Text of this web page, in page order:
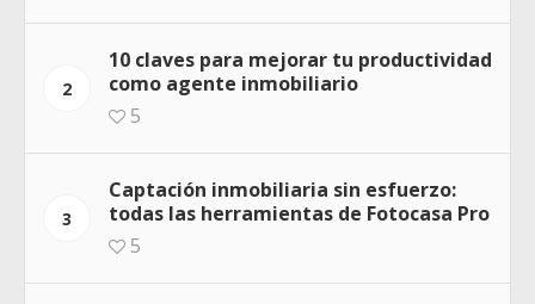
2
10 claves para mejorar tu productividad
como agente inmobiliario
5
3
Captación inmobiliaria sin esfuerzo:
todas las herramientas de Fotocasa Pro
5